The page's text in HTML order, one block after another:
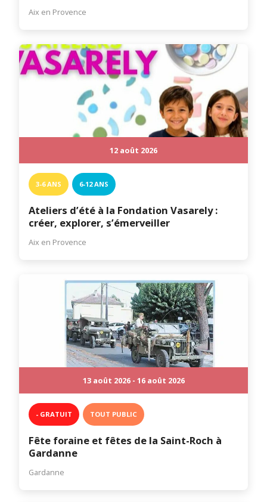
Aix en Provence
12 août 2026
3-6 ANS 6-12 ANS
Ateliers d’été à la Fondation Vasarely :
créer, explorer, s’émerveiller
Aix en Provence
13 août 2026 - 16 août 2026
- GRATUIT TOUT PUBLIC
Fête foraine et fêtes de la Saint-Roch à
Gardanne
Gardanne